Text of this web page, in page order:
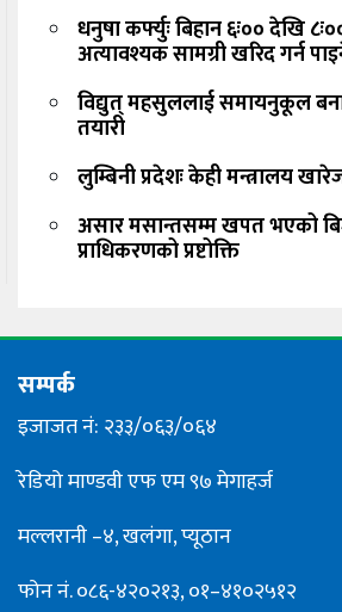
धनुषा कर्फ्युः बिहान ६ः०० देखि
अत्यावश्यक सामग्री खरिद गर्न
विद्युत् महसुललाई समायनुकूल
तयारी
लुम्बिनी प्रदेशः केही मन्त्रालय
असार मसान्तसम्म खपत भएको
प्राधिकरणको प्रष्टोक्ति
सम्पर्क
इजाजत नं: २३३/०६३/०६४
रेडियो माण्डवी एफ एम ९७ मेगाहर्ज
मल्लरानी –४, खलंगा, प्यूठान
फोन नं. ०८६-४२०२१३, ०१–४१०२५१२